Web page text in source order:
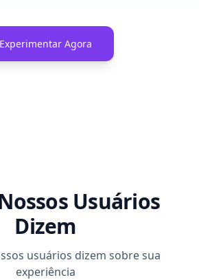
Experimentar Agora
Usuários
Dizem
usuários dizem sobre sua
experiência